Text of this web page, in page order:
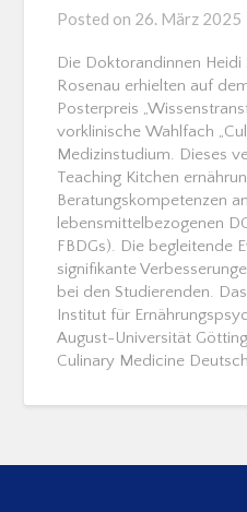
Posted on 26. März 2025
Die Doktorandinnen
Rosenau erhielten auf
Posterpreis
vorklinische Wahlfach
Medizinstudium. Dieses
Teaching Kitchen
Beratungskompetenzen
lebensmittelbezogenen
FBDGs). Die begleitende
signifikante
bei den Studierenden.
Institut für
August-Universität
Culinary Medicine